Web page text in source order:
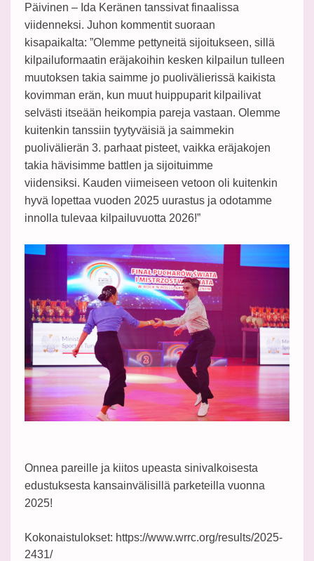
Päivinen – Ida Keränen tanssivat finaalissa
viidenneksi. Juhon kommentit suoraan
kisapaikalta: ”Olemme pettyneitä sijoitukseen, sillä
kilpailuformaatin eräjakoihin kesken kilpailun tulleen
muutoksen takia saimme jo puolivälierissä kaikista
kovimman erän, kun muut huippuparit kilpailivat
selvästi itseään heikompia pareja vastaan. Olemme
kuitenkin tanssiin tyytyväisiä ja saimmekin
puolivälierän 3. parhaat pisteet, vaikka eräjakojen
takia hävisimme battlen ja sijoituimme
viidensiksi. Kauden viimeiseen vetoon oli kuitenkin
hyvä lopettaa vuoden 2025 uurastus ja odotamme
innolla tulevaa kilpailuvuotta 2026!”
Onnea pareille ja kiitos upeasta sinivalkoisesta
edustuksesta kansainvälisillä parketeilla vuonna
2025!
Kokonaistulokset: https://www.wrrc.org/results/2025-
2431/